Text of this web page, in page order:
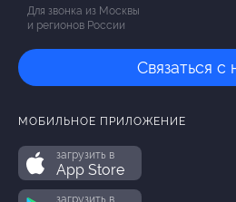
Для звонка из Москвы
и регионов России
Связаться с
МОБИЛЬНОЕ ПРИЛОЖЕНИЕ
загрузить в
App Store
загрузить в